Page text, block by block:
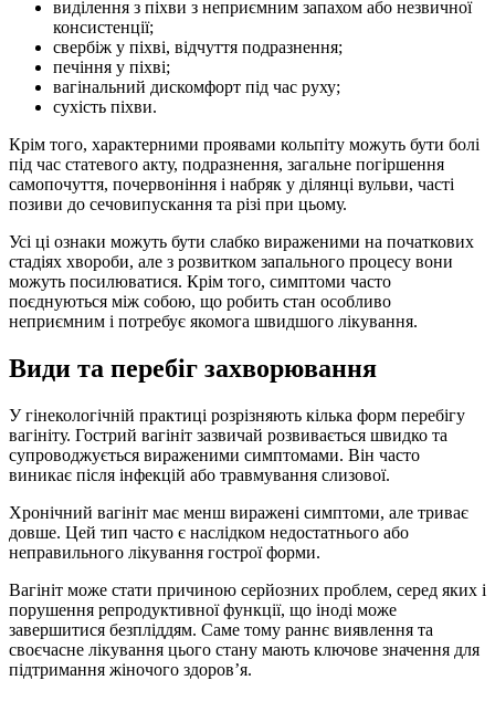
виділення з піхви з неприємним запахом або незвичної
консистенції;
свербіж у піхві, відчуття подразнення;
печіння у піхві;
вагінальний дискомфорт під час руху;
сухість піхви.
Крім того, характерними проявами кольпіту можуть бути болі
під час статевого акту, подразнення, загальне погіршення
самопочуття, почервоніння і набряк у ділянці вульви, часті
позиви до сечовипускання та різі при цьому.
Усі ці ознаки можуть бути слабко вираженими на початкових
стадіях хвороби, але з розвитком запального процесу вони
можуть посилюватися. Крім того, симптоми часто
поєднуються між собою, що робить стан особливо
неприємним і потребує якомога швидшого лікування.
Види та перебіг захворювання
У гінекологічній практиці розрізняють кілька форм перебігу
вагініту. Гострий вагініт зазвичай розвивається швидко та
супроводжується вираженими симптомами. Він часто
виникає після інфекцій або травмування слизової.
Хронічний вагініт має менш виражені симптоми, але триває
довше. Цей тип часто є наслідком недостатнього або
неправильного лікування гострої форми.
Вагініт може стати причиною серйозних проблем, серед яких і
порушення репродуктивної функції, що іноді може
завершитися безпліддям. Саме тому раннє виявлення та
своєчасне лікування цього стану мають ключове значення для
підтримання жіночого здоров’я.